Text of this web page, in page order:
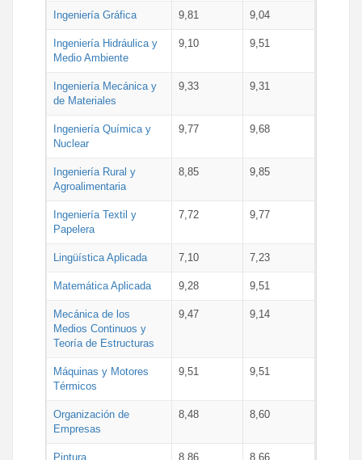
Ingeniería Gráfica 9,81 9,04
Ingeniería Hidráulica y
Medio Ambiente
9,10 9,51
Ingeniería Mecánica y
de Materiales
9,33 9,31
Ingeniería Química y
Nuclear
9,77 9,68
Ingeniería Rural y
Agroalimentaria
8,85 9,85
Ingeniería Textil y
Papelera
7,72 9,77
Lingüística Aplicada 7,10 7,23
Matemática Aplicada 9,28 9,51
Mecánica de los
Medios Continuos y
Teoría de Estructuras
9,47 9,14
Máquinas y Motores
Térmicos
9,51 9,51
Organización de
Empresas
8,48 8,60
Pintura 8,86 8,66